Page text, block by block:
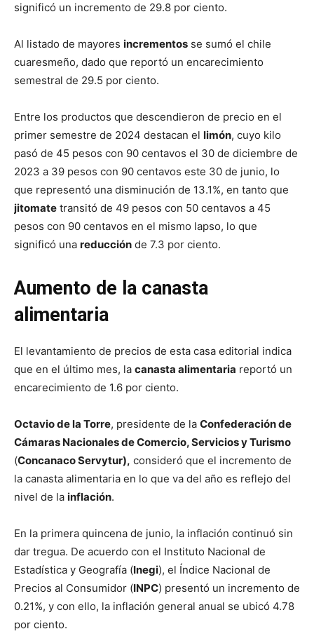
significó un incremento de 29.8 por ciento.
Al listado de mayores incrementos se sumó el chile
cuaresmeño, dado que reportó un encarecimiento
semestral de 29.5 por ciento.
Entre los productos que descendieron de precio en el
primer semestre de 2024 destacan el limón, cuyo kilo
pasó de 45 pesos con 90 centavos el 30 de diciembre de
2023 a 39 pesos con 90 centavos este 30 de junio, lo
que representó una disminución de 13.1%, en tanto que
jitomate transitó de 49 pesos con 50 centavos a 45
pesos con 90 centavos en el mismo lapso, lo que
significó una reducción de 7.3 por ciento.
Aumento de la canasta
alimentaria
El levantamiento de precios de esta casa editorial indica
que en el último mes, la canasta alimentaria reportó un
encarecimiento de 1.6 por ciento.
Octavio de la Torre, presidente de la Confederación de
Cámaras Nacionales de Comercio, Servicios y Turismo
(Concanaco Servytur), consideró que el incremento de
la canasta alimentaria en lo que va del año es reflejo del
nivel de la inflación.
En la primera quincena de junio, la inflación continuó sin
dar tregua. De acuerdo con el Instituto Nacional de
Estadística y Geografía (Inegi), el Índice Nacional de
Precios al Consumidor (INPC) presentó un incremento de
0.21%, y con ello, la inflación general anual se ubicó 4.78
por ciento.